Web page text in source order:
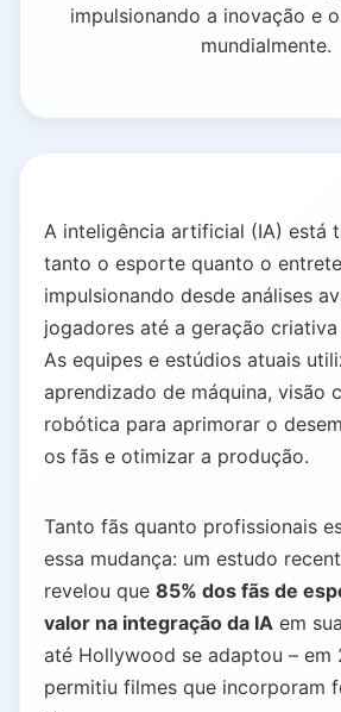
impulsionando a inovação e
mundialmente.
A inteligência artificial (IA) está
tanto o esporte quanto o
impulsionando desde análises
jogadores até a geração
As equipes e estúdios atuais
aprendizado de máquina, visão
robótica para aprimorar o
os fãs e otimizar a produção.
Tanto fãs quanto profissionais
essa mudança: um estudo
revelou que 85% dos fãs de
valor na integração da IA em
até Hollywood se adaptou – em
permitiu filmes que incorporam